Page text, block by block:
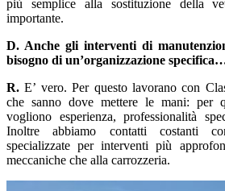
più semplice alla sostituzione della
importante.
D. Anche gli interventi di
bisogno di un’organizzazione
R. E’ vero. Per questo lavorano con
che sanno dove mettere le mani: per
vogliono esperienza, professionalità
Inoltre abbiamo contatti costanti
specializzate per interventi più
meccaniche che alla carrozzeria.